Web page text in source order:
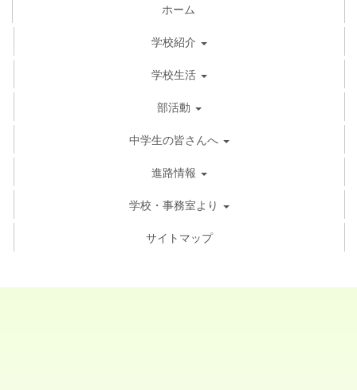
ホーム
学校紹介
学校生活
部活動
中学生の皆さんへ
進路情報
学校・事務室より
サイトマップ